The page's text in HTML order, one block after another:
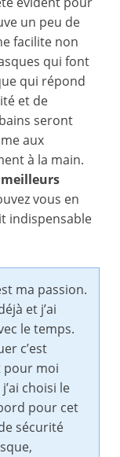
un peu de
facilite non
qui font
qui répond
et de
seront
aux
à la main.
meilleurs
vous en
indispensable
ma passion.
et j’ai
le temps.
c’est
pour moi
choisi le
pour cet
sécurité